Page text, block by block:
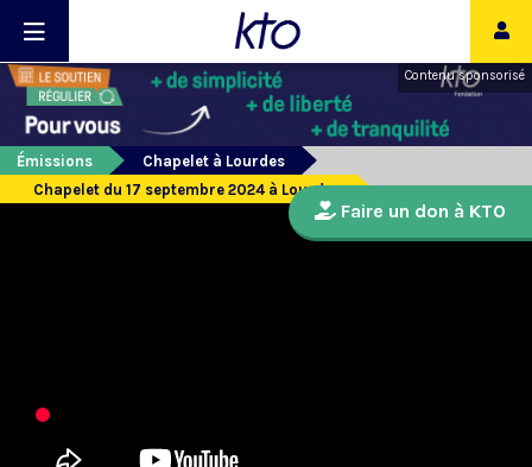
Contenu sponsorisé
Émissions
Chapelet à Lourdes
Chapelet du 17 septembre 2024 à Lourdes
Faire un don à KTO